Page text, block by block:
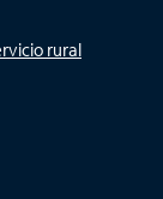
rural